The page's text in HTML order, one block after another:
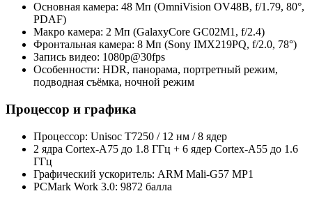
Основная камера: 48 Мп (OmniVision OV48B, f/1.79, 80°,
PDAF)
Макро камера: 2 Мп (GalaxyCore GC02M1, f/2.4)
Фронтальная камера: 8 Мп (Sony IMX219PQ, f/2.0, 78°)
Запись видео: 1080p@30fps
Особенности: HDR, панорама, портретный режим,
подводная съёмка, ночной режим
Процессор и графика
Процессор: Unisoc T7250 / 12 нм / 8 ядер
2 ядра Cortex-A75 до 1.8 ГГц + 6 ядер Cortex-A55 до 1.6
ГГц
Графический ускоритель: ARM Mali-G57 MP1
PCMark Work 3.0: 9872 балла